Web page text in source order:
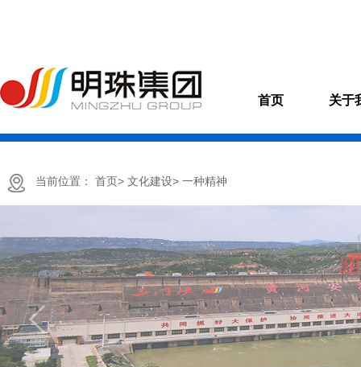
首页 关于
当前位置： 首页> 文化建设> 一种精神